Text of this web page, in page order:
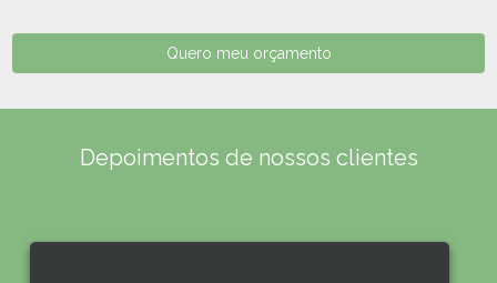
Quero meu orçamento
Depoimentos de nossos clientes